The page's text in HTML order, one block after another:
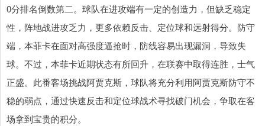
0分排名倒数第二。球队在进攻端有一定的创造力，但缺乏稳定
性，阵地战进攻乏力，更多依赖反击、定位球和远射得分。防守
端，本菲卡在面对高强度逼抢时，防线容易出现漏洞，导致失
球。不过，本菲卡近期状态有所回升，在联赛中取得连胜，士气
正盛。此番客场挑战阿贾克斯，球队将充分利用阿贾克斯防守不
稳的弱点，通过快速反击和定位球战术寻找破门机会，争取在客
场拿到宝贵的积分。